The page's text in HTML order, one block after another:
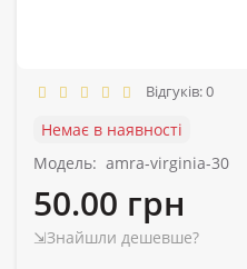
Відгуків: 0
Немає в наявності
Модель: amra-virginia-30
50.00 грн
⇲Знайшли дешевше?